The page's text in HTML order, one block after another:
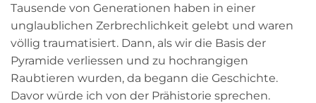
Tausende von Generationen haben in einer
unglaublichen Zerbrechlichkeit gelebt und waren
völlig traumatisiert. Dann, als wir die Basis der
Pyramide verliessen und zu hochrangigen
Raubtieren wurden, da begann die Geschichte.
Davor würde ich von der Prähistorie sprechen.